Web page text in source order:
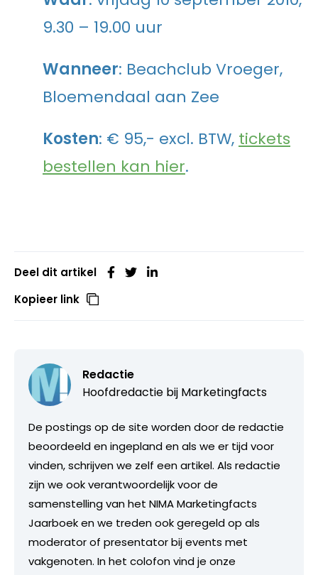
9.30 – 19.00 uur
Wanneer: Beachclub Vroeger,
Bloemendaal aan Zee
Kosten: € 95,- excl. BTW, tickets
bestellen kan hier.
Deel dit artikel
Kopieer link
Redactie
Hoofdredactie bij Marketingfacts
De postings op de site worden door de redactie
beoordeeld en ingepland en als we er tijd voor
vinden, schrijven we zelf een artikel. Als redactie
zijn we ook verantwoordelijk voor de
samenstelling van het NIMA Marketingfacts
Jaarboek en we treden ook geregeld op als
moderator of presentator bij events met
vakgenoten. In het colofon vind je onze